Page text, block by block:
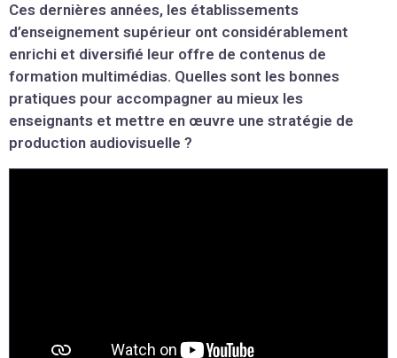
Ces dernières années, les établissements
d’enseignement supérieur ont considérablement
enrichi et diversifié leur offre de contenus de
formation multimédias. Quelles sont les bonnes
pratiques pour accompagner au mieux les
enseignants et mettre en œuvre une stratégie de
production audiovisuelle ?